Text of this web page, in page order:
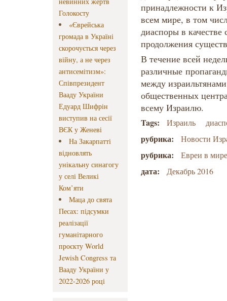
Голокосту
«Єврейська
громада в Україні
скорочується через
війну, а не через
антисемітизм»:
Співпрезидент
Вааду України
Едуард Шифрін
виступив на сесії
ВЄК у Женеві
На Закарпатті
відновлять
унікальну синагогу
у селі Великі
Ком’яти
Маца до свята
Песах: підсумки
реалізації
гуманітарного
проєкту World
Jewish Congress та
Вааду України у
2022-2026 році
принадлежности к
всем мире, в том
диаспоры в качестве
продолжения
В течение всей
различные
между
общественных
всему Израилю.
Tags: Израиль
рубрика: Новости
рубрика: Евреи в
дата: Декабрь 2016